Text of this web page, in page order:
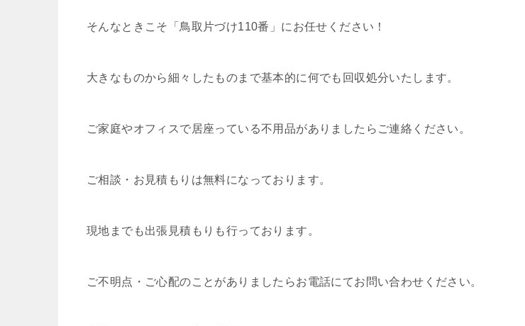
そんなときこそ「鳥取片づけ110番」にお任せください！
大きなものから細々したものまで基本的に何でも回収処分いたします。
ご家庭やオフィスで居座っている不用品がありましたらご連絡ください。
ご相談・お見積もりは無料になっております。
現地までも出張見積もりも行っております。
ご不明点・ご心配のことがありましたらお電話にてお問い合わせください。